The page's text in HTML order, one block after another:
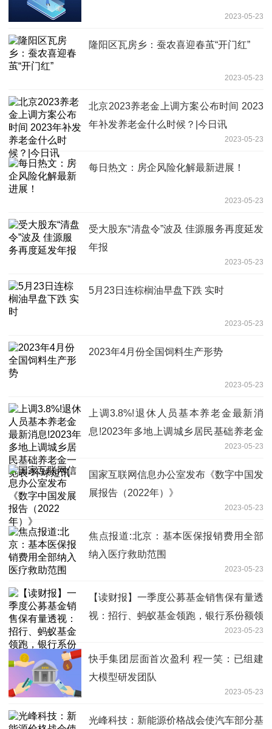
2023-05-23
隆阳区瓦房乡：蚕农喜迎春茧“开门红”
2023-05-23
北京2023养老金上调方案公布时间 2023
年补发养老金什么时候？|今日讯
2023-05-23
每日热文：房企风险化解最新进展！
2023-05-23
受大股东“清盘令”波及 佳源服务再度延发
年报
2023-05-23
5月23日连棕榈油早盘下跌 实时
2023-05-23
2023年4月份全国饲料生产形势
2023-05-23
上调3.8%!退休人员基本养老金最新消
息!2023年多地上调城乡居民基础养老金
2023-05-23
国家互联网信息办公室发布《数字中国发
展报告（2022年）》
2023-05-23
焦点报道:北京：基本医保报销费用全部
纳入医疗救助范围
2023-05-23
【读财报】一季度公募基金销售保有量透
视：招行、蚂蚁基金领跑，银行系份额领
2023-05-23
快手集团层面首次盈利 程一笑：已组建
大模型研发团队
2023-05-23
光峰科技：新能源价格战会使汽车部分基